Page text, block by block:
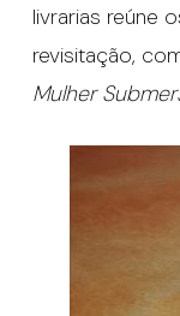
livrarias reúne
revisitação,
Mulher